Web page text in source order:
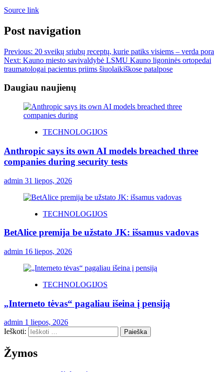
Source link
Post navigation
Previous: 20 sveikų sriubų receptų, kurie patiks visiems – verda pora
Next: Kauno miesto savivaldybė LSMU Kauno ligoninės ortopedai
traumatologai pacientus priims šiuolaikiškose patalpose
Daugiau naujienų
TECHNOLOGIJOS
Anthropic says its own AI models breached three
companies during security tests
admin 31 liepos, 2026
TECHNOLOGIJOS
BetAlice premija be užstato JK: išsamus vadovas
admin 16 liepos, 2026
TECHNOLOGIJOS
„Interneto tėvas“ pagaliau išeina į pensiją
admin 1 liepos, 2026
Ieškoti:
Žymos